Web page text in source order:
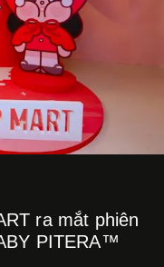
ra mắt phiên
PITERA™